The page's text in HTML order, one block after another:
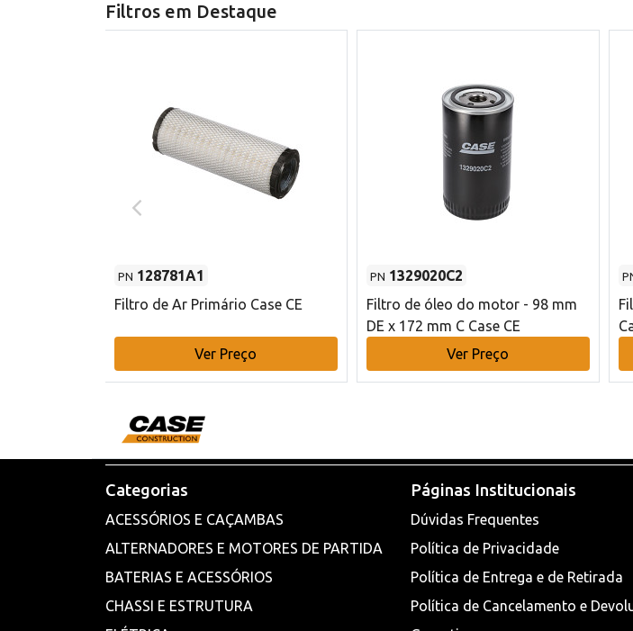
Filtros em Destaque
PN 128781A1
Filtro de Ar Primário Case CE
Ver Preço
PN 1329020C2
Filtro de óleo do motor - 98 mm
DE x 172 mm C Case CE
Ver Preço
Categorias
ACESSÓRIOS E CAÇAMBAS
ALTERNADORES E MOTORES DE PARTIDA
BATERIAS E ACESSÓRIOS
CHASSI E ESTRUTURA
Páginas Institucionais
Dúvidas Frequentes
Política de Privacidade
Política de Entrega e de Retirada
Política de Cancelamento e